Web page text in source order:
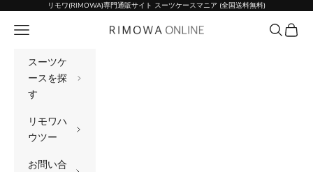
コンテンツへスキップリモワ(RIMOWA)専門通販サイト スーツケースマニア (全国送料無料)
リモワ(RIMOWA)専門通販サイト スーツケー
メニュー 検索カート
スーツケ
ースを探
す
リモワハ
ウツー
お問い合